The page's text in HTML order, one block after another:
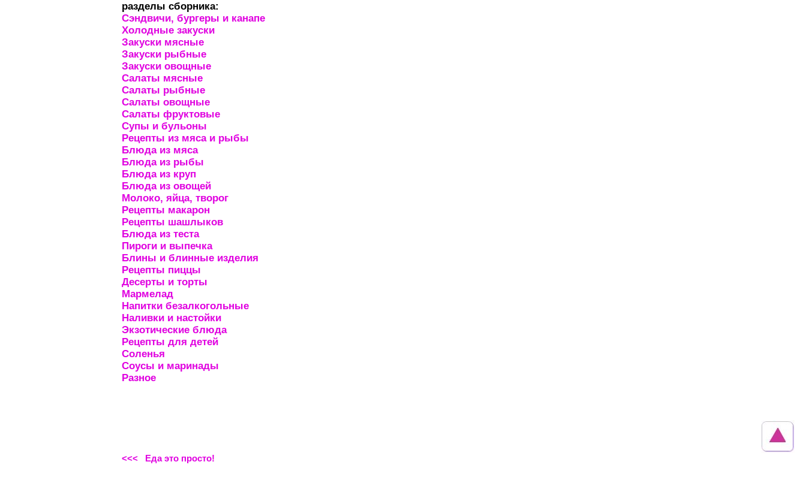
разделы сборника:
Сэндвичи, бургеры и канапе
Холодные закуски
Закуски мясные
Закуски рыбные
Закуски овощные
Салаты мясные
Салаты рыбные
Салаты овощные
Салаты фруктовые
Супы и бульоны
Рецепты из мяса и рыбы
Блюда из мяса
Блюда из рыбы
Блюда из круп
Блюда из овощей
Молоко, яйца, творог
Рецепты макарон
Рецепты шашлыков
Блюда из теста
Пироги и выпечка
Блины и блинные изделия
Рецепты пиццы
Десерты и торты
Мармелад
Напитки безалкогольные
Наливки и настойки
Экзотические блюда
Рецепты для детей
Соленья
Соусы и маринады
Разное
<<< Еда это просто!